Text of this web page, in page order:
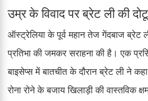
उम्र के विवाद पर ब्रेट ली की
ऑस्ट्रेलिया के पूर्व महान तेज गेंदबाज ब्रेट
प्रतिभा की जमकर सराहना की है। एक
बाइसेप्स में बातचीत के दौरान ब्रेट ली ने
रोना रोने के बजाय खिलाड़ी की वास्तविक